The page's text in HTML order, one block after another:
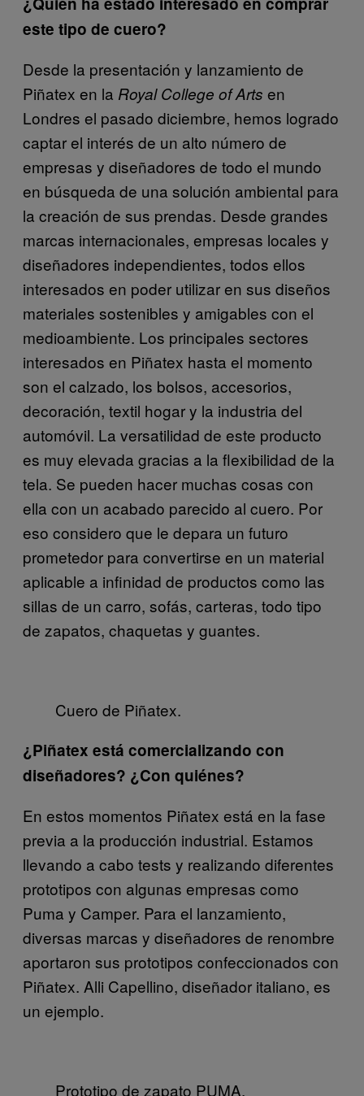
este tipo de cuero?
Desde la presentación y lanzamiento de
Piñatex en la Royal College of Arts en
Londres el pasado diciembre, hemos logrado
captar el interés de un alto número de
empresas y diseñadores de todo el mundo
en búsqueda de una solución ambiental para
la creación de sus prendas. Desde grandes
marcas internacionales, empresas locales y
diseñadores independientes, todos ellos
interesados en poder utilizar en sus diseños
materiales sostenibles y amigables con el
medioambiente. Los principales sectores
interesados en Piñatex hasta el momento
son el calzado, los bolsos, accesorios,
decoración, textil hogar y la industria del
automóvil. La versatilidad de este producto
es muy elevada gracias a la flexibilidad de la
tela. Se pueden hacer muchas cosas con
ella con un acabado parecido al cuero. Por
eso considero que le depara un futuro
prometedor para convertirse en un material
aplicable a infinidad de productos como las
sillas de un carro, sofás, carteras, todo tipo
de zapatos, chaquetas y guantes.
Cuero de Piñatex.
¿Piñatex está comercializando con
diseñadores? ¿Con quiénes?
En estos momentos Piñatex está en la fase
previa a la producción industrial. Estamos
llevando a cabo tests y realizando diferentes
prototipos con algunas empresas como
Puma y Camper. Para el lanzamiento,
diversas marcas y diseñadores de renombre
aportaron sus prototipos confeccionados con
Piñatex. Alli Capellino, diseñador italiano, es
un ejemplo.
Prototipo de zapato PUMA.